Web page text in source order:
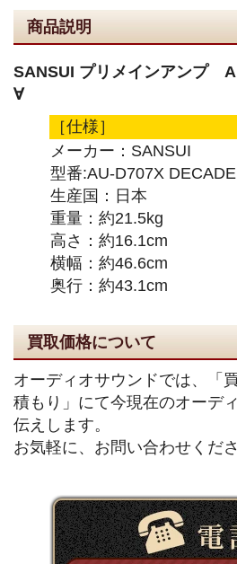
商品説明
SANSUI プリメインアンプ
∀
［仕様］
メーカー：SANSUI
型番:AU-D707X DECADE
生産国：日本
重量：約21.5kg
高さ：約16.1cm
横幅：約46.6cm
奥行：約43.1cm
買取価格について
オーディオサウンドでは、「
積もり」にて今現在のオーデ
伝えします。
お気軽に、お問い合わせくださ